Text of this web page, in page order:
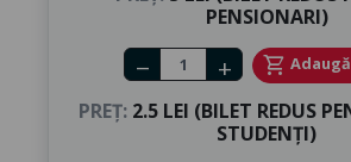
PENSIONARI)
Number of
remove add shopping_cart
PREȚ:2.5 LEI (BILET REDUS
STUDENȚI)